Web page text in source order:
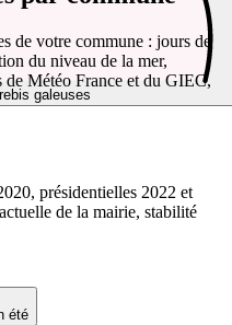
galeuses
été
de votre commune : jours de
du niveau de la mer,
de Météo France et du GIEC,
présidentielles 2022 et
de la mairie, stabilité